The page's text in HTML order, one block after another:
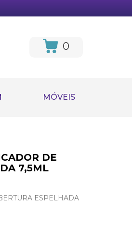
0
MÓVEIS
DE
7,5ML
ESPELHADA